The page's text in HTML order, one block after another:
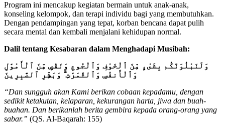
Program ini mencakup kegiatan bermain untuk anak-anak,
konseling kelompok, dan terapi individu bagi yang membutuhkan.
Dengan pendampingan yang tepat, korban bencana dapat pulih
secara mental dan kembali menjalani kehidupan normal.
Dalil tentang Kesabaran dalam Menghadapi Musibah:
وَلَنَبْلُوَنَّكُم بِشَىْءٍ مِّنَ ٱلْخَوْفِ وَٱلْجُوعِ وَنَقْصٍ مِّنَ ٱلْأَمْوَٰلِ
وَٱلْأَنفُسِ وَٱلثَّمَرَٰتِ ۗ وَبَشِّرِ ٱلصَّٰبِرِينَ
“Dan sungguh akan Kami berikan cobaan kepadamu, dengan
sedikit ketakutan, kelaparan, kekurangan harta, jiwa dan buah-
buahan. Dan berikanlah berita gembira kepada orang-orang yang
sabar.” (QS. Al-Baqarah: 155)